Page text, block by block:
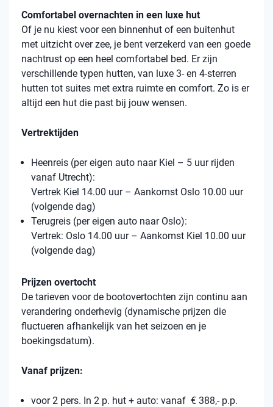
Comfortabel overnachten in een luxe hut
Of je nu kiest voor een binnenhut of een buitenhut
met uitzicht over zee, je bent verzekerd van een goede
nachtrust op een heel comfortabel bed. Er zijn
verschillende typen hutten, van luxe 3- en 4-sterren
hutten tot suites met extra ruimte en comfort. Zo is er
altijd een hut die past bij jouw wensen.
Vertrektijden
Heenreis (per eigen auto naar Kiel – 5 uur rijden
vanaf Utrecht):
Vertrek Kiel 14.00 uur – Aankomst Oslo 10.00 uur
(volgende dag)
Terugreis (per eigen auto naar Oslo):
Vertrek: Oslo 14.00 uur – Aankomst Kiel 10.00 uur
(volgende dag)
Prijzen overtocht
De tarieven voor de bootovertochten zijn continu aan
verandering onderhevig (dynamische prijzen die
fluctueren afhankelijk van het seizoen en je
boekingsdatum).
Vanaf prijzen:
voor 2 pers. In 2 p. hut + auto: vanaf € 388,- p.p.